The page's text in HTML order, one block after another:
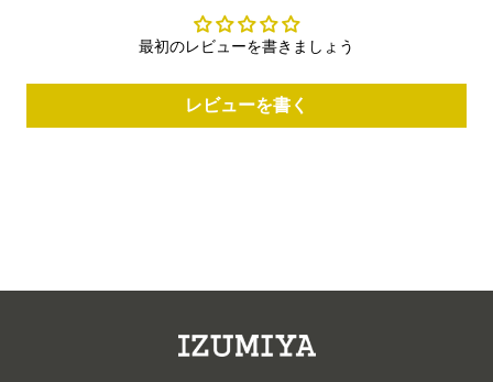
最初のレビューを書きましょう
レビューを書く